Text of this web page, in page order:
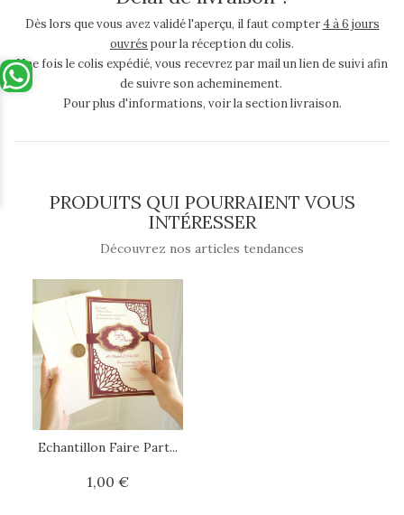
Dès lors que vous avez validé l'aperçu, il faut compter4 à 6 jours
ouvrés pour la réception du colis.
Une fois le colis expédié, vous recevrez par mail un lien de suivi afin
de suivre son acheminement.
Pour plus d'informations, voir la section livraison.
PRODUITS QUI POURRAIENT VOUS
INTÉRESSER
Découvrez nos articles tendances
Echantillon Faire Part...
1,00 €